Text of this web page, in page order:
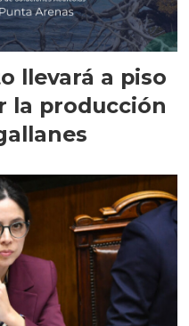
llevará a piso
la producción